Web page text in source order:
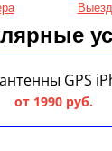
GPS
от 1990 руб.